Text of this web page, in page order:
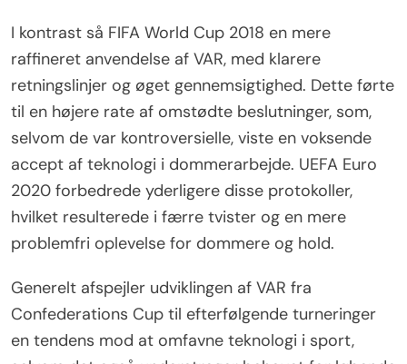
I kontrast så FIFA World Cup 2018 en mere
raffineret anvendelse af VAR, med klarere
retningslinjer og øget gennemsigtighed. Dette førte
til en højere rate af omstødte beslutninger, som,
selvom de var kontroversielle, viste en voksende
accept af teknologi i dommerarbejde. UEFA Euro
2020 forbedrede yderligere disse protokoller,
hvilket resulterede i færre tvister og en mere
problemfri oplevelse for dommere og hold.
Generelt afspejler udviklingen af VAR fra
Confederations Cup til efterfølgende turneringer
en tendens mod at omfavne teknologi i sport,